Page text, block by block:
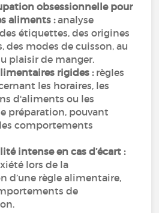
obsessionnelle pour
aliments :analyse
étiquettes, des origines
des modes de cuisson, au
plaisir de manger.
rigides :règles
les horaires, les
d'aliments ou les
préparation, pouvant
comportements
intense en cas d’écart :
lors de la
d’une règle alimentaire,
de